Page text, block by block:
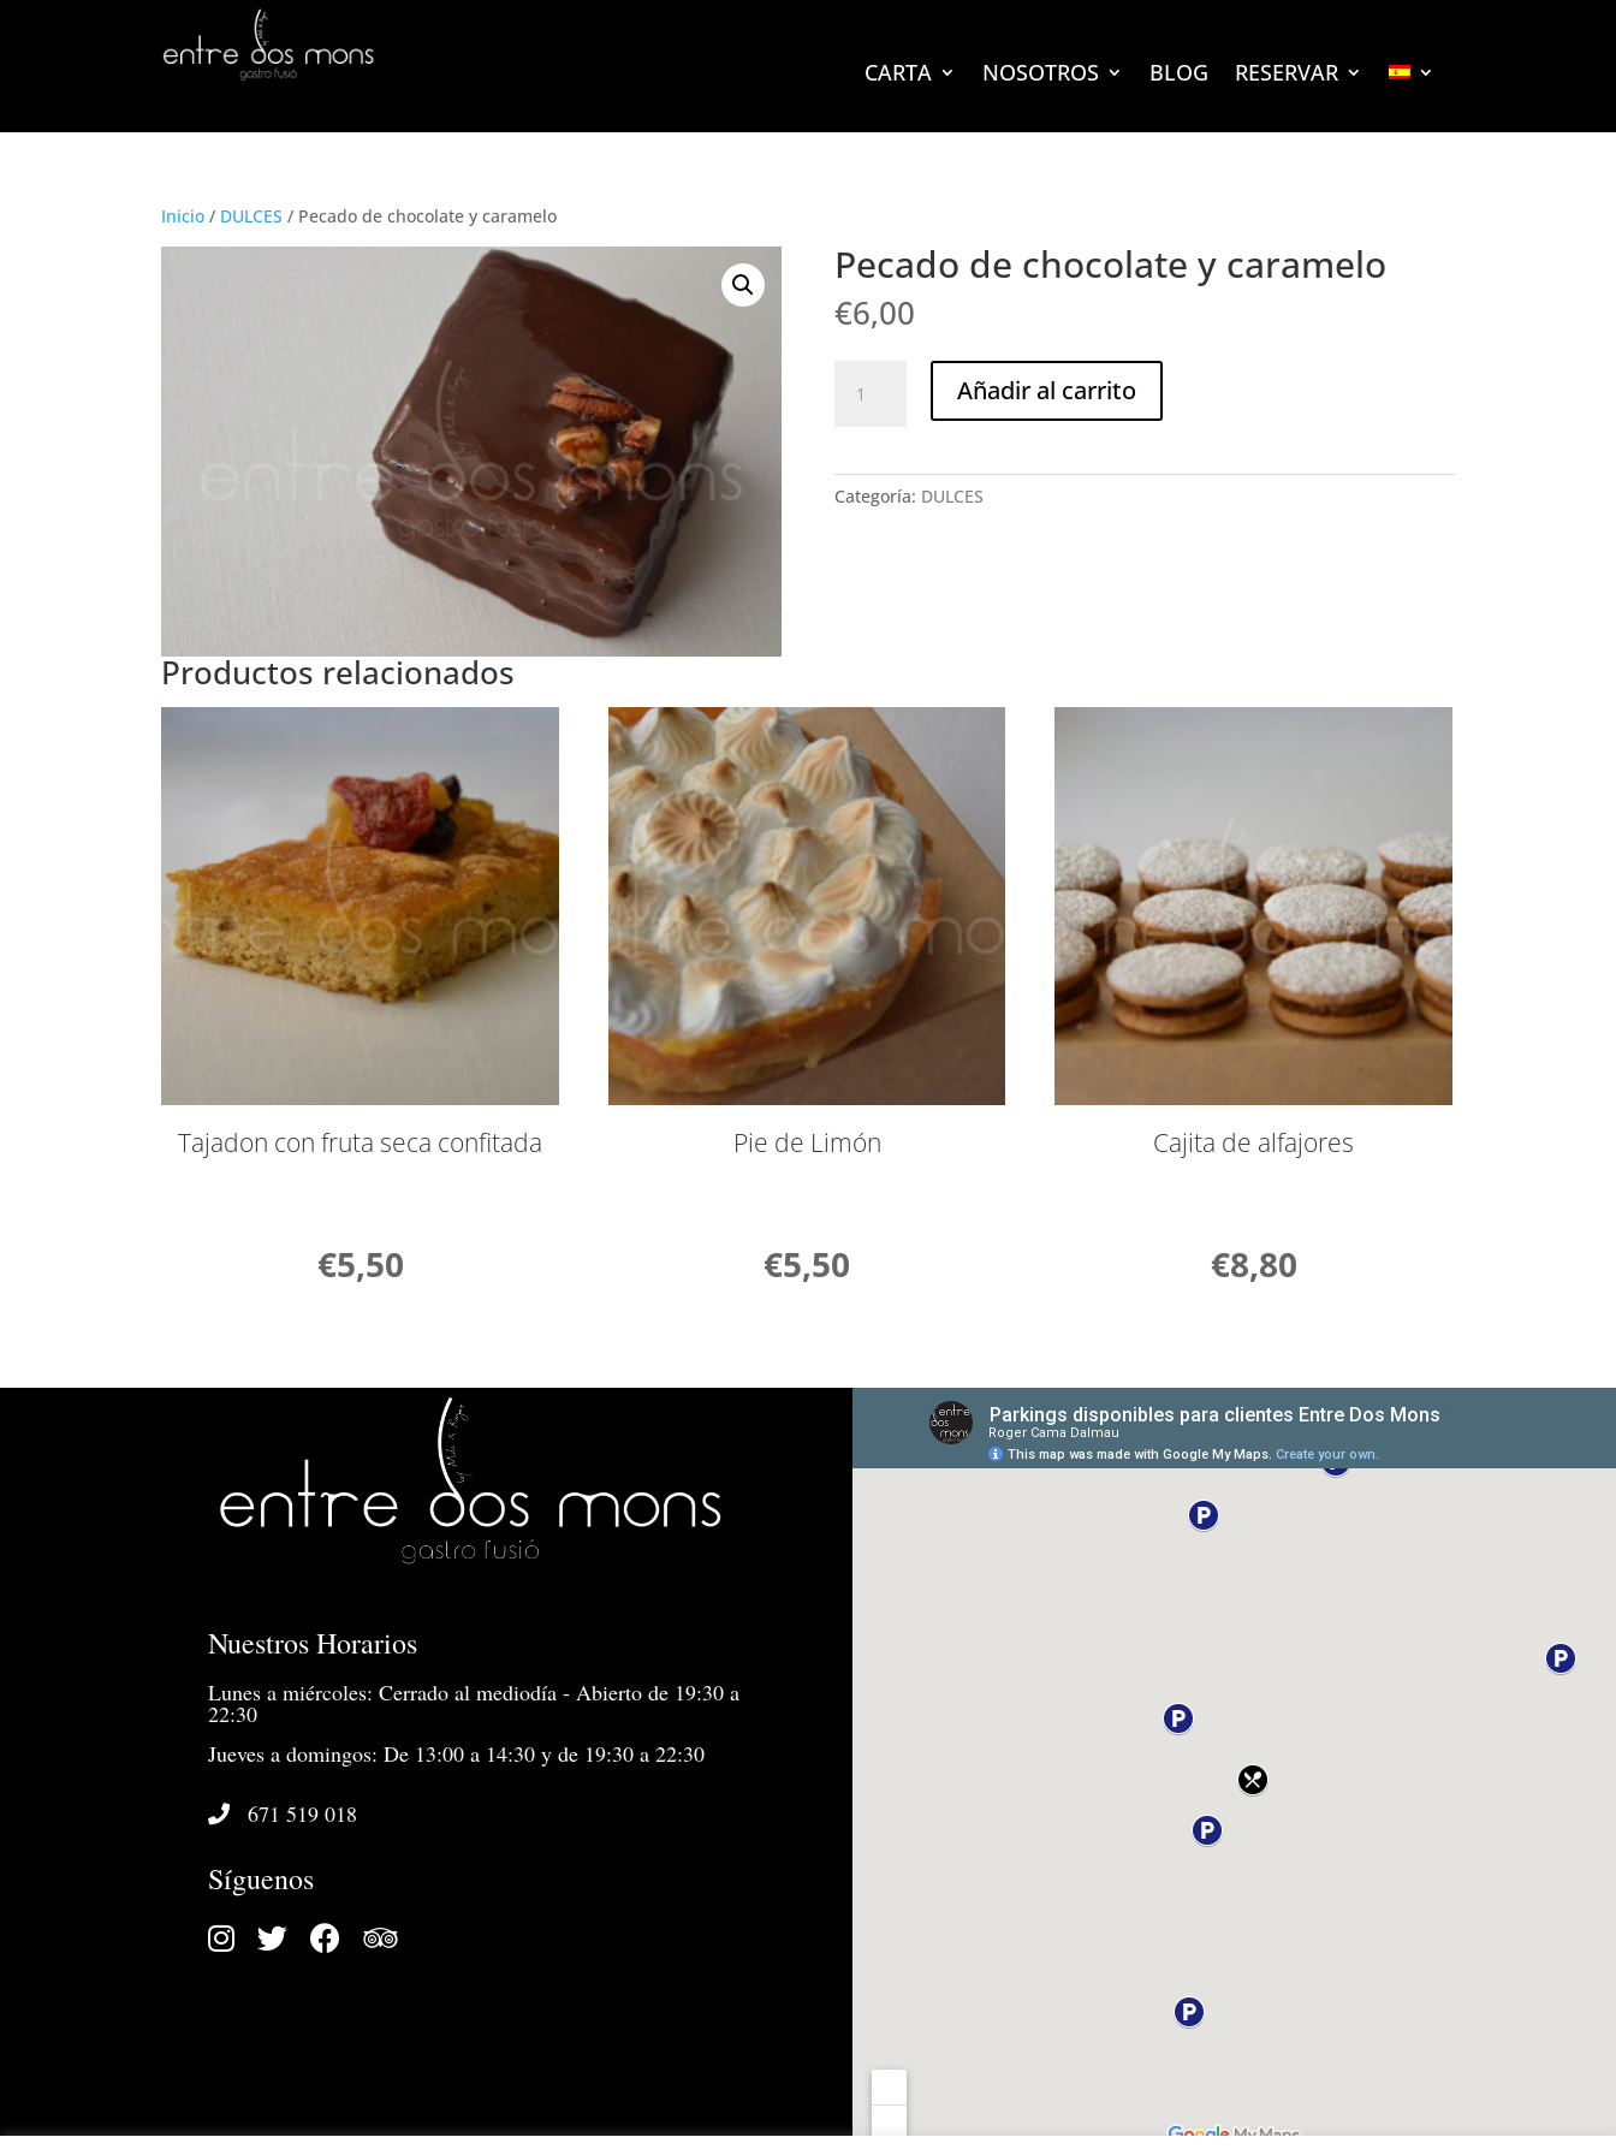
CARTA NOSOTROS BLOG RESERVAR
Inicio / DULCES / Pecado de chocolate y caramelo
Pecado de chocolate y caramelo
€6,00
cantidad
Añadir al carrito
Categoría: DULCES
Productos relacionados
Tajadon con fruta seca confitada
€5,50
Pie de Limón
€5,50
Cajita de alfajores
€8,80
Nuestros Horarios
Lunes a miércoles: Cerrado al mediodía - Abierto de 19:30 a
22:30
Jueves a domingos: De 13:00 a 14:30 y de 19:30 a 22:30
671 519 018
Síguenos